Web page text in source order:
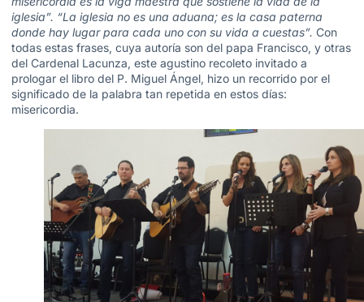
iglesia”. “La iglesia no es una aduana; es la casa paterna
donde hay lugar para cada uno con su vida a cuestas”. Con
todas estas frases, cuya autoría son del papa Francisco, y otras
del Cardenal Lacunza, este agustino recoleto invitado a
prologar el libro del P. Miguel Ángel, hizo un recorrido por el
significado de la palabra tan repetida en estos días:
misericordia.